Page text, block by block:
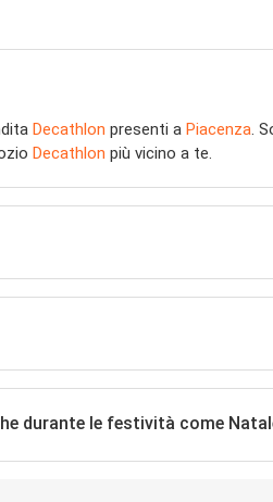
Decathlon presenti a Piacenza.
Decathlon più vicino a te.
durante le festività come